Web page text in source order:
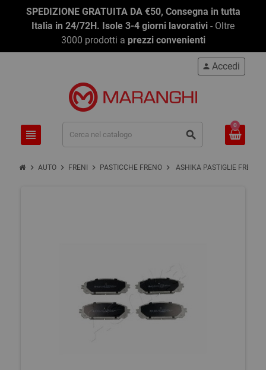
SPEDIZIONE GRATUITA DA €50, Consegna in tutta
Italia in 24/72H. Isole 3-4 giorni lavorativi - Oltre
3000 prodotti a prezzi convenienti
view_headline search
person Accedi
0
chevron_right AUTO chevron_right FRENI chevron_right PASTICCHE FRENO chevron_right ASHIKA PASTIGLIE FRENO